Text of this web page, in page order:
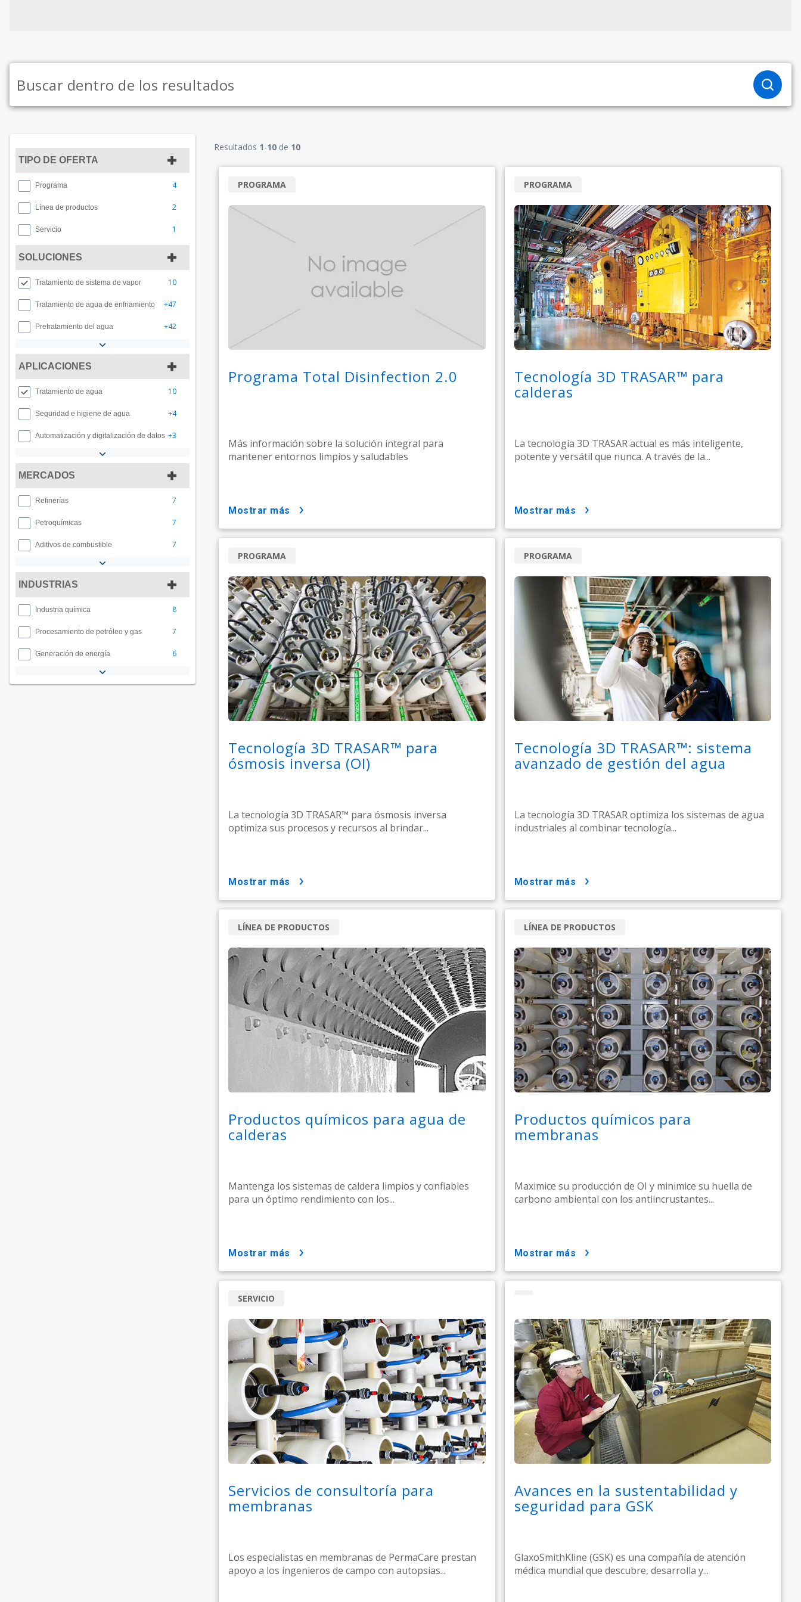
TIPO DE OFERTA
Programa 4
Línea de productos 2
Servicio 1
SOLUCIONES
Tratamiento de sistema de vapor 10
Tratamiento de agua de enfriamiento +47
Pretratamiento del agua +42
APLICACIONES
Tratamiento de agua 10
Seguridad e higiene de agua +4
Automatización y digitalización de datos +3
MERCADOS
Refinerías 7
Petroquímicas 7
Aditivos de combustible 7
INDUSTRIAS
Industria química 8
Procesamiento de petróleo y gas 7
Generación de energía 6
Resultados 1-10 de 10
Programa Total Disinfection 2.0
Más información sobre la solución integral para
mantener entornos limpios y saludables
PROGRAMA
mostrar más
Tecnología 3D TRASAR™ para
calderas
La tecnología 3D TRASAR actual es más inteligente,
potente y versátil que nunca. A través de la...
PROGRAMA
mostrar más
Tecnología 3D TRASAR™ para
ósmosis inversa (OI)
La tecnología 3D TRASAR™ para ósmosis inversa
optimiza sus procesos y recursos al brindar...
PROGRAMA
mostrar más
Tecnología 3D TRASAR™: sistema
avanzado de gestión del agua
La tecnología 3D TRASAR optimiza los sistemas de agua
industriales al combinar tecnología...
PROGRAMA
mostrar más
Productos químicos para agua de
calderas
Mantenga los sistemas de caldera limpios y confiables
para un óptimo rendimiento con los...
LÍNEA DE PRODUCTOS
mostrar más
Productos químicos para
membranas
Maximice su producción de OI y minimice su huella de
carbono ambiental con los antiincrustantes...
LÍNEA DE PRODUCTOS
mostrar más
Servicios de consultoría para
membranas
Los especialistas en membranas de PermaCare prestan
apoyo a los ingenieros de campo con autopsias...
SERVICIO
Avances en la sustentabilidad y
seguridad para GSK
GlaxoSmithKline (GSK) es una compañía de atención
médica mundial que descubre, desarrolla y...